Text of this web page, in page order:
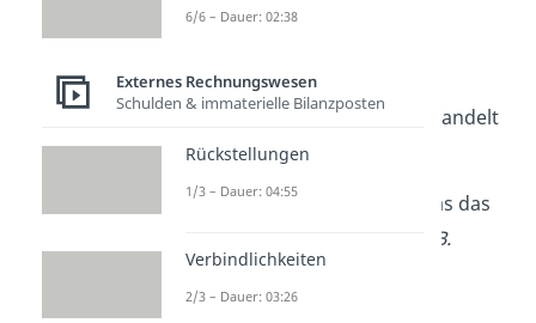
Soll und Haben bei
Bei Aktiv- und Passivkonten handelt
es sich umBestandskonten
Aktivkonten
erfassen, was das
(z. B.
Kasse, Bankkonto,
Forderungen)
6/6 – Dauer: 02:38
Externes Rechnungswesen
Schulden & immaterielle Bilanzposten
Rückstellungen
1/3 – Dauer: 04:55
Verbindlichkeiten
2/3 – Dauer: 03:26